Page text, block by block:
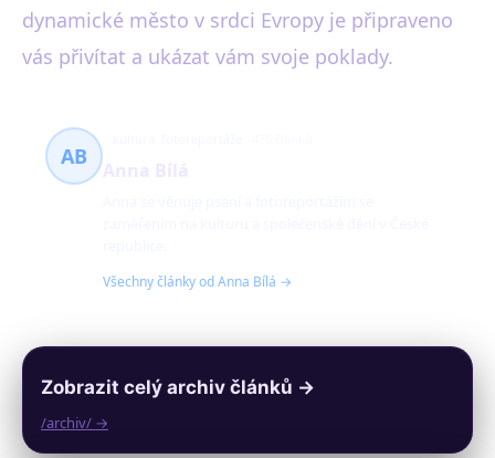
dynamické město v srdci Evropy je připraveno
vás přivítat a ukázat vám svoje poklady.
AB
Všechny články od Anna Bílá →
Zobrazit celý archiv článků →
/archiv/ →